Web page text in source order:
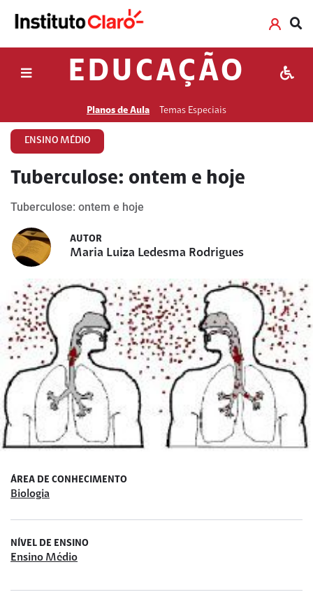
EDUCAÇÃO
Planos de Aula Temas Especiais
ENSINO MÉDIO
Tuberculose: ontem e hoje
Tuberculose: ontem e hoje
AUTOR
Maria Luiza Ledesma Rodrigues
ÁREA DE CONHECIMENTO
Biologia
NÍVEL DE ENSINO
Ensino Médio